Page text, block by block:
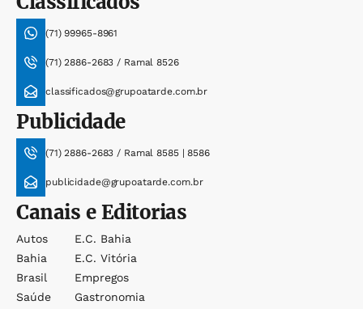
(71) 99965-8961
(71) 2886-2683 / Ramal 8526
classificados@grupoatarde.com.br
Publicidade
(71) 2886-2683 / Ramal 8585 | 8586
publicidade@grupoatarde.com.br
Canais e Editorias
Autos
Bahia
Brasil
Saúde
E.c. Bahia
E.c. Vitória
Empregos
Gastronomia